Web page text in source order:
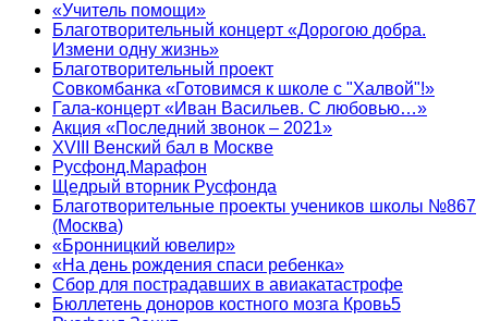
«Учитель помощи»
Благотворительный концерт «Дорогою добра.
Измени одну жизнь»
Благотворительный проект
Совкомбанка «Готовимся к школе с "Халвой"!»
Гала-концерт «Иван Васильев. С любовью…»
Акция «Последний звонок – 2021»
XVIII Венский бал в Москве
Русфонд.Марафон
Щедрый вторник Русфонда
Благотворительные проекты учеников школы №867
(Москва)
«Бронницкий ювелир»
«На день рождения спаси ребенка»
Сбор для пострадавших в авиакатастрофе
Бюллетень доноров костного мозга Кровь5